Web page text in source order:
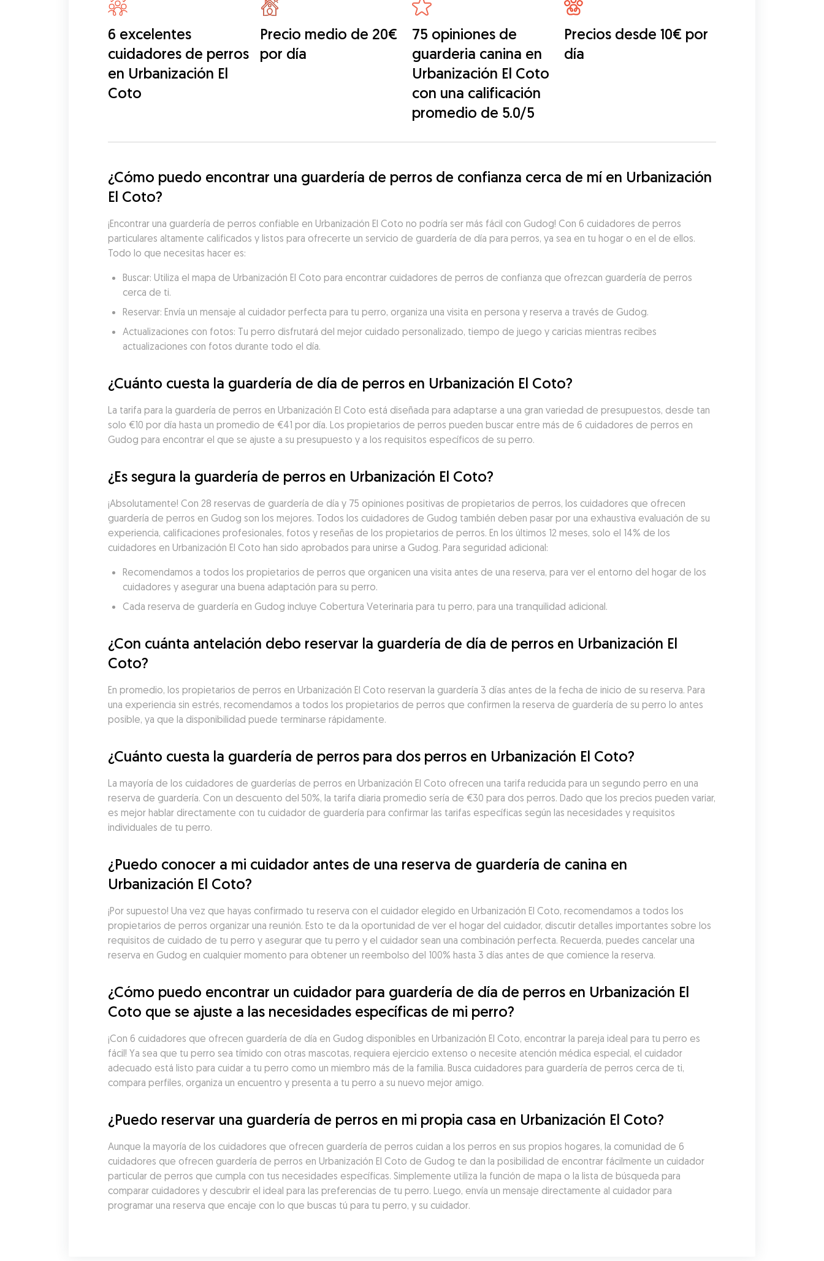
6 excelentes
cuidadores de perros
en Urbanización El
Coto
Precio medio de 20€
por día
75 opiniones de
guarderia canina en
Urbanización El Coto
con una calificación
promedio de 5.0/5
Precios desde 10€ por
día
¿Cómo puedo encontrar una guardería de perros de confianza cerca de mí en Urbanización
El Coto?
¡Encontrar una guardería de perros confiable en Urbanización El Coto no podría ser más fácil con Gudog! Con 6 cuidadores de perros
particulares altamente calificados y listos para ofrecerte un servicio de guardería de día para perros, ya sea en tu hogar o en el de ellos.
Todo lo que necesitas hacer es:
Buscar: Utiliza el mapa de Urbanización El Coto para encontrar cuidadores de perros de confianza que ofrezcan guardería de perros
cerca de ti.
Reservar: Envía un mensaje al cuidador perfecta para tu perro, organiza una visita en persona y reserva a través de Gudog.
Actualizaciones con fotos: Tu perro disfrutará del mejor cuidado personalizado, tiempo de juego y caricias mientras recibes
actualizaciones con fotos durante todo el día.
¿Cuánto cuesta la guardería de día de perros en Urbanización El Coto?
La tarifa para la guardería de perros en Urbanización El Coto está diseñada para adaptarse a una gran variedad de presupuestos, desde tan
solo €10 por día hasta un promedio de €41 por día. Los propietarios de perros pueden buscar entre más de 6 cuidadores de perros en
Gudog para encontrar el que se ajuste a su presupuesto y a los requisitos específicos de su perro.
¿Es segura la guardería de perros en Urbanización El Coto?
¡Absolutamente! Con 28 reservas de guardería de día y 75 opiniones positivas de propietarios de perros, los cuidadores que ofrecen
guardería de perros en Gudog son los mejores. Todos los cuidadores de Gudog también deben pasar por una exhaustiva evaluación de su
experiencia, calificaciones profesionales, fotos y reseñas de los propietarios de perros. En los últimos 12 meses, solo el 14% de los
cuidadores en Urbanización El Coto han sido aprobados para unirse a Gudog. Para seguridad adicional:
Recomendamos a todos los propietarios de perros que organicen una visita antes de una reserva, para ver el entorno del hogar de los
cuidadores y asegurar una buena adaptación para su perro.
Cada reserva de guardería en Gudog incluye Cobertura Veterinaria para tu perro, para una tranquilidad adicional.
¿Con cuánta antelación debo reservar la guardería de día de perros en Urbanización El
Coto?
En promedio, los propietarios de perros en Urbanización El Coto reservan la guardería 3 días antes de la fecha de inicio de su reserva. Para
una experiencia sin estrés, recomendamos a todos los propietarios de perros que confirmen la reserva de guardería de su perro lo antes
posible, ya que la disponibilidad puede terminarse rápidamente.
¿Cuánto cuesta la guardería de perros para dos perros en Urbanización El Coto?
La mayoría de los cuidadores de guarderías de perros en Urbanización El Coto ofrecen una tarifa reducida para un segundo perro en una
reserva de guardería. Con un descuento del 50%, la tarifa diaria promedio sería de €30 para dos perros. Dado que los precios pueden variar,
es mejor hablar directamente con tu cuidador de guardería para confirmar las tarifas específicas según las necesidades y requisitos
individuales de tu perro.
¿Puedo conocer a mi cuidador antes de una reserva de guardería de canina en
Urbanización El Coto?
¡Por supuesto! Una vez que hayas confirmado tu reserva con el cuidador elegido en Urbanización El Coto, recomendamos a todos los
propietarios de perros organizar una reunión. Esto te da la oportunidad de ver el hogar del cuidador, discutir detalles importantes sobre los
requisitos de cuidado de tu perro y asegurar que tu perro y el cuidador sean una combinación perfecta. Recuerda, puedes cancelar una
reserva en Gudog en cualquier momento para obtener un reembolso del 100% hasta 3 días antes de que comience la reserva.
¿Cómo puedo encontrar un cuidador para guardería de día de perros en Urbanización El
Coto que se ajuste a las necesidades específicas de mi perro?
¡Con 6 cuidadores que ofrecen guardería de día en Gudog disponibles en Urbanización El Coto, encontrar la pareja ideal para tu perro es
fácil! Ya sea que tu perro sea tímido con otras mascotas, requiera ejercicio extenso o necesite atención médica especial, el cuidador
adecuado está listo para cuidar a tu perro como un miembro más de la familia. Busca cuidadores para guardería de perros cerca de ti,
compara perfiles, organiza un encuentro y presenta a tu perro a su nuevo mejor amigo.
¿Puedo reservar una guardería de perros en mi propia casa en Urbanización El Coto?
Aunque la mayoría de los cuidadores que ofrecen guardería de perros cuidan a los perros en sus propios hogares, la comunidad de 6
cuidadores que ofrecen guardería de perros en Urbanización El Coto de Gudog te dan la posibilidad de encontrar fácilmente un cuidador
particular de perros que cumpla con tus necesidades específicas. Simplemente utiliza la función de mapa o la lista de búsqueda para
comparar cuidadores y descubrir el ideal para las preferencias de tu perro. Luego, envía un mensaje directamente al cuidador para
programar una reserva que encaje con lo que buscas tú para tu perro, y su cuidador.